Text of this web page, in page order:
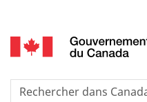
selection
Recherche